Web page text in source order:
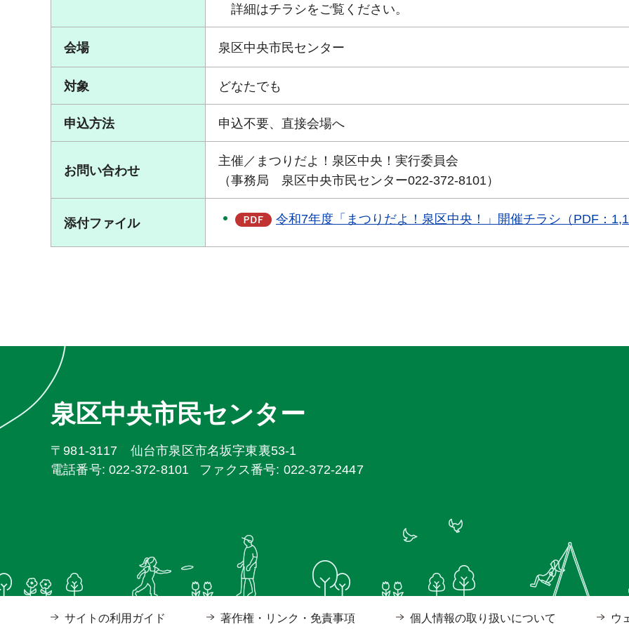
詳細はチラシをご覧ください。
会場 泉区中央市民センター
対象 どなたでも
申込方法 申込不要、直接会場へ
お問い合わせ
主催／まつりだよ！泉区中央！実行委員会
（事務局 泉区中央市民センター022-372-8101）
添付ファイル 令和7年度「まつりだよ！泉区中央！」開催チラシ（PDF：
泉区中央市民センター
〒981-3117 仙台市泉区市名坂字東裏53-1
電話番号: 022-372-8101
ファクス番号: 022-372-2447
サイトの利用ガイド 著作権・リンク・免責事項 個人情報の取り扱いについて ウ